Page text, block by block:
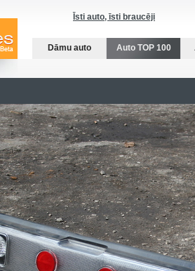
Īsti auto, īsti braucēji
Dāmu auto Auto TOP 100